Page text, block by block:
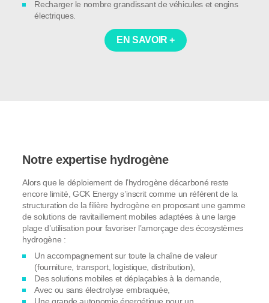
Recharger le nombre grandissant de véhicules et engins
électriques.
EN SAVOIR +
Notre expertise hydrogène
Alors que le déploiement de l’hydrogène décarboné reste
encore limité, GCK Energy s’inscrit comme un référent de la
structuration de la filière hydrogène en proposant une gamme
de solutions de ravitaillement mobiles adaptées à une large
plage d’utilisation pour favoriser l’amorçage des écosystèmes
hydrogène :
Un accompagnement sur toute la chaîne de valeur
(fourniture, transport, logistique, distribution),
Des solutions mobiles et déplaçables à la demande,
Avec ou sans électrolyse embraquée,